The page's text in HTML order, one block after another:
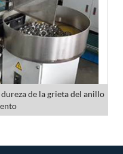
de la grieta del anillo